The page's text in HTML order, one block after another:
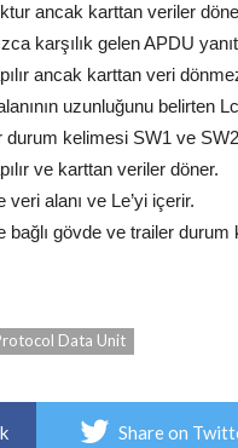
ancak karttan veriler
karşılık gelen APDU
ancak karttan veri
uzunluğunu belirten
kelimesi SW1 ve
ve karttan veriler döner.
alanı ve Le’yi içerir.
bağlı gövde ve trailer durum
Data Unit
Share on